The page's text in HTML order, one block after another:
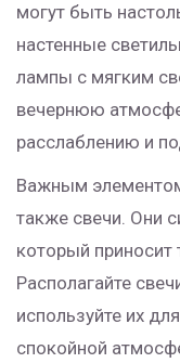
могут быть
настенные
лампы с мягким
вечернюю
расслаблению и
Важным
также свечи. Они
который приносит
Располагайте
используйте их
спокойной